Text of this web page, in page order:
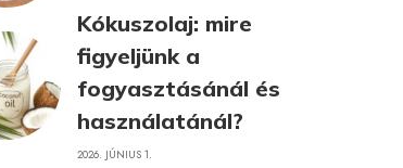
Kókuszolaj: mire
figyeljünk a
fogyasztásánál és
használatánál?
2026. JÚNIUS 1.